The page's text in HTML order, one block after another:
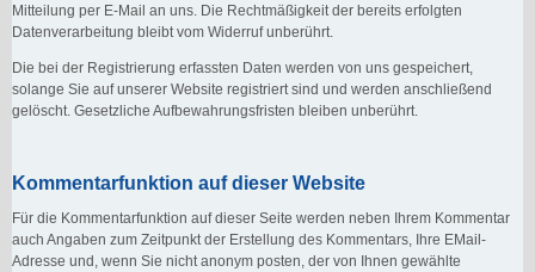
Mitteilung per E-Mail an uns. Die Rechtmäßigkeit der bereits erfolgten
Datenverarbeitung bleibt vom Widerruf unberührt.
Die bei der Registrierung erfassten Daten werden von uns gespeichert,
solange Sie auf unserer Website registriert sind und werden anschließend
gelöscht. Gesetzliche Aufbewahrungsfristen bleiben unberührt.
Kommentarfunktion auf dieser Website
Für die Kommentarfunktion auf dieser Seite werden neben Ihrem Kommentar
auch Angaben zum Zeitpunkt der Erstellung des Kommentars, Ihre EMail-
Adresse und, wenn Sie nicht anonym posten, der von Ihnen gewählte